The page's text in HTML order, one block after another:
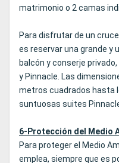
matrimonio o 2 camas
Para disfrutar de un
es reservar una grande y
balcón y conserje
y Pinnacle. Las
metros cuadrados hasta
suntuosas suites
6-Protección del Medio
Para proteger el Medio
emplea, siempre que es